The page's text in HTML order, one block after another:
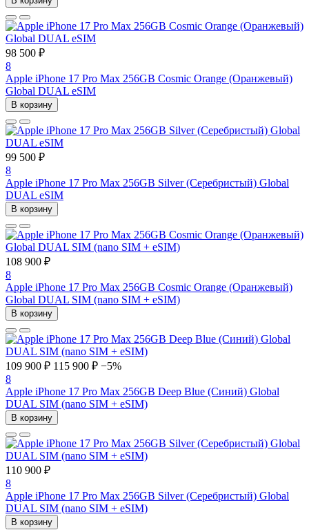
98 500 ₽
8
Apple iPhone 17 Pro Max 256GB Cosmic Orange (Оранжевый)
Global DUAL eSIM
В корзину
99 500 ₽
8
Apple iPhone 17 Pro Max 256GB Silver (Серебристый) Global
DUAL eSIM
В корзину
108 900 ₽
8
Apple iPhone 17 Pro Max 256GB Cosmic Orange (Оранжевый)
Global DUAL SIM (nano SIM + eSIM)
В корзину
109 900 ₽ 115 900 ₽ −5%
8
Apple iPhone 17 Pro Max 256GB Deep Blue (Синий) Global
DUAL SIM (nano SIM + eSIM)
В корзину
110 900 ₽
8
Apple iPhone 17 Pro Max 256GB Silver (Серебристый) Global
DUAL SIM (nano SIM + eSIM)
В корзину